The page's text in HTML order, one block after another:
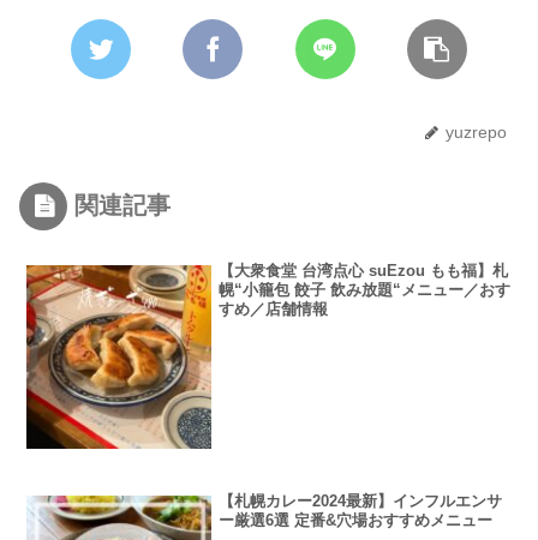
yuzrepo
関連記事
【大衆食堂 台湾点心 suEzou もも福】札
幌“小籠包 餃子 飲み放題“メニュー／おす
すめ／店舗情報
【札幌カレー2024最新】インフルエンサ
ー厳選6選 定番&穴場おすすめメニュー